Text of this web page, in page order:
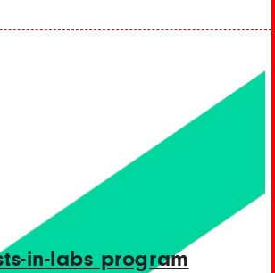
in-labs program